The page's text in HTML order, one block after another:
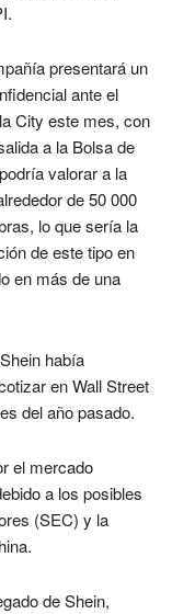
presentará un
ante el
City este mes, con
a la Bolsa de
valorar a la
de 50 000
lo que sería la
de este tipo en
en más de una
había
en Wall Street
del año pasado.
el mercado
a los posibles
(SEC) y la
de Shein,